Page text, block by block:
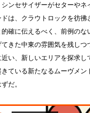
シンセサイザーがセターや
は、クラウトロックを彷
的確に伝えるべく、前例の
てきた中東の雰囲気を残し
い、新しいエリアを探求
きている新たなるムーヴメ
だ。